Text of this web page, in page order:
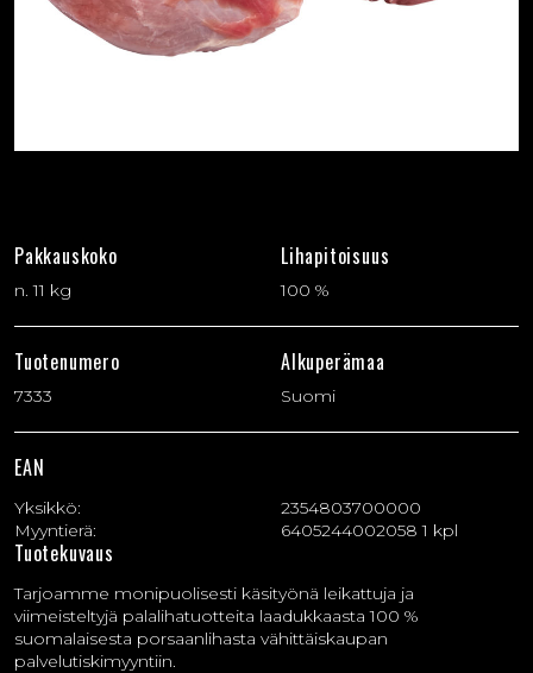
Pakkauskoko
n. 11 kg
Lihapitoisuus
100 %
Tuotenumero
7333
Alkuperämaa
Suomi
EAN
Yksikkö:
2354803700000
Myyntierä:
6405244002058 1 kpl
Tuotekuvaus
Tarjoamme monipuolisesti käsityönä leikattuja ja
viimeisteltyjä palalihatuotteita laadukkaasta 100 %
suomalaisesta porsaanlihasta vähittäiskaupan
palvelutiskimyyntiin.